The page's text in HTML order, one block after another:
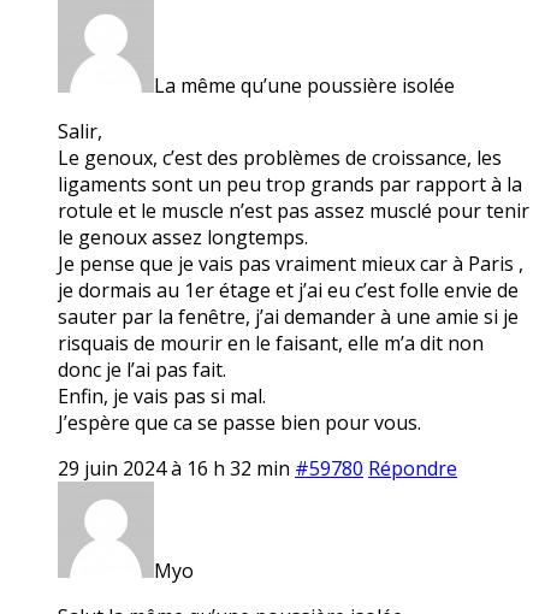
La même qu’une poussière isolée
Salir,
Le genoux, c’est des problèmes de croissance, les
ligaments sont un peu trop grands par rapport à la
rotule et le muscle n’est pas assez musclé pour tenir
le genoux assez longtemps.
Je pense que je vais pas vraiment mieux car à Paris ,
je dormais au 1er étage et j’ai eu c’est folle envie de
sauter par la fenêtre, j’ai demander à une amie si je
risquais de mourir en le faisant, elle m’a dit non
donc je l’ai pas fait.
Enfin, je vais pas si mal.
J’espère que ca se passe bien pour vous.
29 juin 2024 à 16 h 32 min #59780 Répondre
Myo